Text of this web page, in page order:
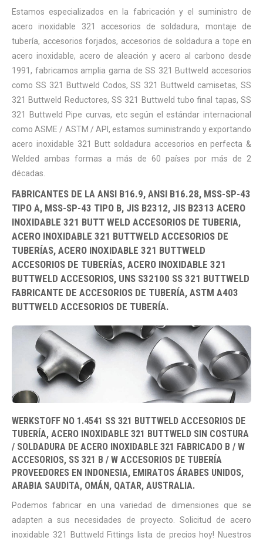
Estamos especializados en la fabricación y el suministro de
acero inoxidable 321 accesorios de soldadura, montaje de
tubería, accesorios forjados, accesorios de soldadura a tope en
acero inoxidable, acero de aleación y acero al carbono desde
1991, fabricamos amplia gama de SS 321 Buttweld accesorios
como SS 321 Buttweld Codos, SS 321 Buttweld camisetas, SS
321 Buttweld Reductores, SS 321 Buttweld tubo final tapas, SS
321 Buttweld Pipe curvas, etc según el estándar internacional
como ASME / ASTM / API, estamos suministrando y exportando
acero inoxidable 321 Butt soldadura accesorios en perfecta &
Welded ambas formas a más de 60 países por más de 2
décadas.
FABRICANTES DE LA ANSI B16.9, ANSI B16.28, MSS-SP-43
TIPO A, MSS-SP-43 TIPO B, JIS B2312, JIS B2313 ACERO
INOXIDABLE 321 BUTT WELD ACCESORIOS DE TUBERIA,
ACERO INOXIDABLE 321 BUTTWELD ACCESORIOS DE
TUBERÍAS, ACERO INOXIDABLE 321 BUTTWELD
ACCESORIOS DE TUBERÍAS, ACERO INOXIDABLE 321
BUTTWELD ACCESORIOS, UNS S32100 SS 321 BUTTWELD
FABRICANTE DE ACCESORIOS DE TUBERÍA, ASTM A403
BUTTWELD ACCESORIOS DE TUBERÍA.
WERKSTOFF NO 1.4541 SS 321 BUTTWELD ACCESORIOS DE
TUBERÍA, ACERO INOXIDABLE 321 BUTTWELD SIN COSTURA
/ SOLDADURA DE ACERO INOXIDABLE 321 FABRICADO B / W
ACCESORIOS, SS 321 B / W ACCESORIOS DE TUBERÍA
PROVEEDORES EN INDONESIA, EMIRATOS ÁRABES UNIDOS,
ARABIA SAUDITA, OMÁN, QATAR, AUSTRALIA.
Podemos fabricar en una variedad de dimensiones que se
adapten a sus necesidades de proyecto. Solicitud de acero
inoxidable 321 Buttweld Fittings lista de precios hoy! Nuestros